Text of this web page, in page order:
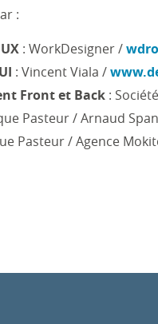
:
: WorkDesigner /
: Vincent Viala /
Front et Back :
Pasteur / Arnaud
Pasteur / Agence